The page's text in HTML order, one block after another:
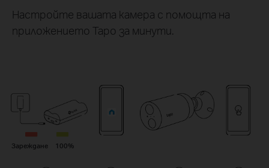
Настройте вашата камера с помощта на
приложението Tapo за минути.
Зареждане 100%